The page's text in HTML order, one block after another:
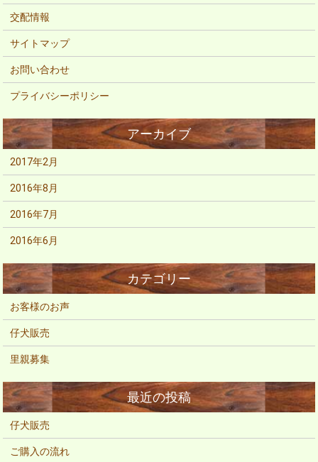
交配情報
サイトマップ
お問い合わせ
プライバシーポリシー
2017年2月
2016年8月
2016年7月
2016年6月
お客様のお声
仔犬販売
里親募集
仔犬販売
ご購入の流れ